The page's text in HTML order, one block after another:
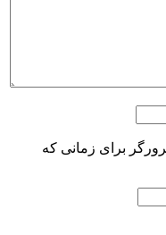
برای زمانی که